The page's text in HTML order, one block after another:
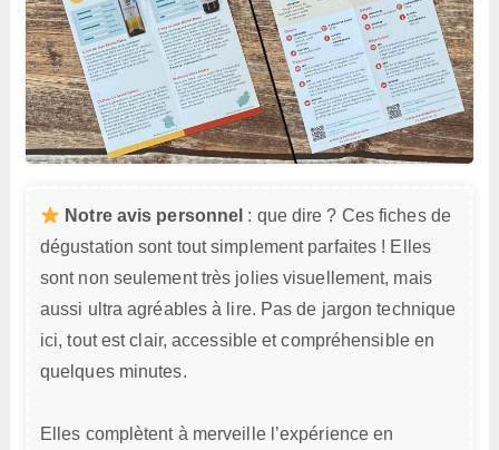
Notre avis personnel : que dire ? Ces fiches de
dégustation sont tout simplement parfaites ! Elles
sont non seulement très jolies visuellement, mais
aussi ultra agréables à lire. Pas de jargon technique
ici, tout est clair, accessible et compréhensible en
quelques minutes.
Elles complètent à merveille l’expérience en